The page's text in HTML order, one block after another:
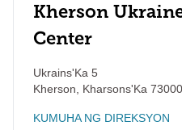
Kherson
Center
Ukrains'Ka 5
Kherson
Kharsons'Ka 73000
KUMUHA NG DIREKSYON